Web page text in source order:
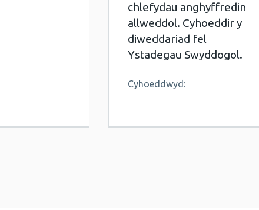
chlefydau anghyffredin
allweddol. Cyhoeddir y
diweddariad fel
Ystadegau Swyddogol.
Cyhoeddwyd: